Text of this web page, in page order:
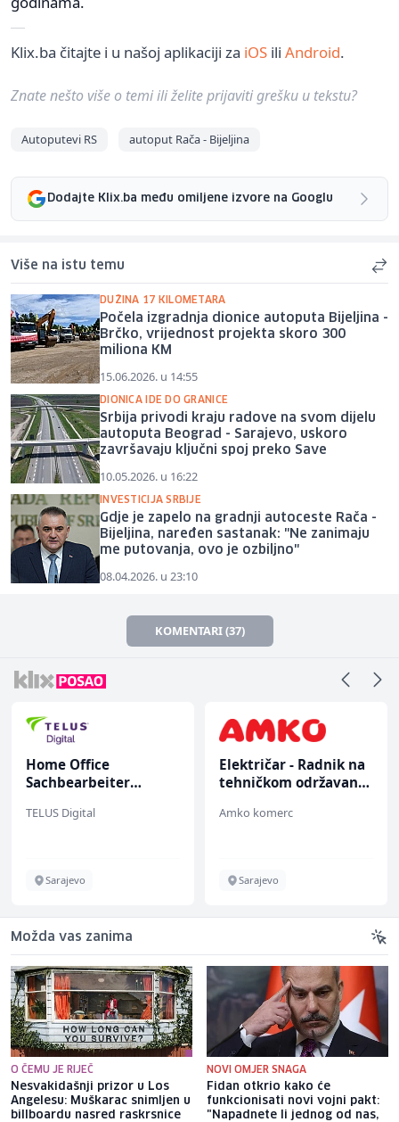
Klix.ba čitajte i u našoj aplikaciji za iOS ili Android.
Znate nešto više o temi ili želite prijaviti grešku u tekstu?
Autoputevi RS autoput Rača - Bijeljina
Dodajte Klix.ba među omiljene izvore na Googlu
Više na istu temu
DUŽINA 17 KILOMETARA
Počela izgradnja dionice autoputa Bijeljina -
Brčko, vrijednost projekta skoro 300
miliona KM
15.06.2026. u 14:55
DIONICA IDE DO GRANICE
Srbija privodi kraju radove na svom dijelu
autoputa Beograd - Sarajevo, uskoro
završavaju ključni spoj preko Save
10.05.2026. u 16:22
INVESTICIJA SRBIJE
Gdje je zapelo na gradnji autoceste Rača -
Bijeljina, naređen sastanak: "Ne zanimaju
me putovanja, ovo je ozbiljno"
08.04.2026. u 23:10
KOMENTARI (37)
Home Office
Sachbearbeiter
bekannten deutschen
TELUS Digital
Sarajevo
Električar - Radnik na
tehničkom održavanju
Amko komerc
Sarajevo
Možda vas zanima
O ČEMU JE RIJEČ
Nesvakidašnji prizor u Los
Angelesu: Muškarac snimljen u
billboardu nasred raskrsnice
NOVI OMJER SNAGA
Fidan otkrio kako će
funkcionisati novi vojni pakt:
"Napadnete li jednog od nas,